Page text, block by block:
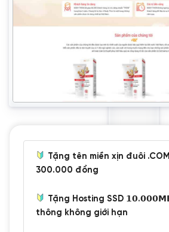
Tặng tên miền xịn đuôi
300.000 đồng
Tặng Hosting SSD
thông không giới hạn